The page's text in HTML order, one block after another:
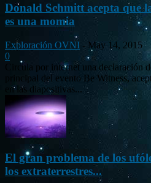
Donald Schmitt acepta que
es una momia
Exploración OVNI - May 14, 2015
0
Circula por internet una declaración
principal del evento Be Witness,
en las diapositivas...
El gran problema de los
los extraterrestres...